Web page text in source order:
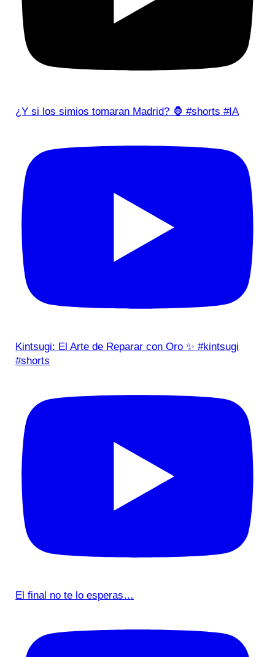
¿Y si los simios tomaran Madrid? 🦍 #shorts #IA
Kintsugi: El Arte de Reparar con Oro ✨ #kintsugi
#shorts
El final no te lo esperas…